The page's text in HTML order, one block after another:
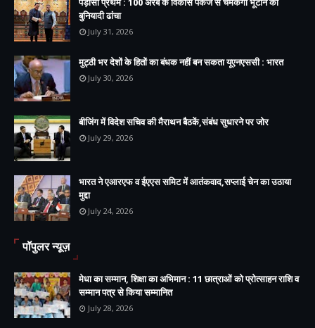
बुनियादी ढांचा
July 31, 2026
मुट्ठी भर देशों के हितों का बंधक नहीं बन सकता यूएनएससी : भारत
July 30, 2026
बीजिंग में विदेश सचिव की मैराथन बैठकें,संबंध सुधारने पर जोर
July 29, 2026
भारत ने एआरएफ व ईएएस समिट में आतंकवाद,सप्लाई चेन का उठाया
मुद्दा
July 24, 2026
पॉपुलर न्यूज़
मेधा का सम्मान, शिक्षा का अभिमान : 11 छात्राओं को प्रोत्साहन राशि व
सम्मान पत्र से किया सम्मानित
July 28, 2026